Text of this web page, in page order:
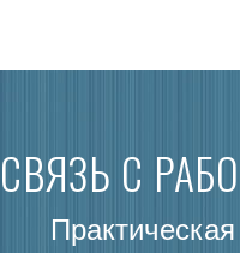
СВЯЗЬ С
Практическая